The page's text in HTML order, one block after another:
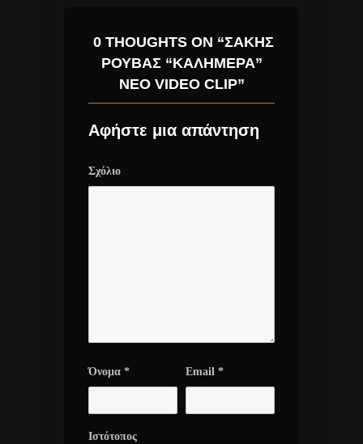
0 THOUGHTS ON “ΣΆΚΗΣ
ΡΟΥΒΆΣ “ΚΑΛΗΜΈΡΑ”
ΝΈΟ VIDEO CLIP”
Αφήστε μια απάντηση
Σχόλιο
Όνομα * Email *
Ιστότοπος